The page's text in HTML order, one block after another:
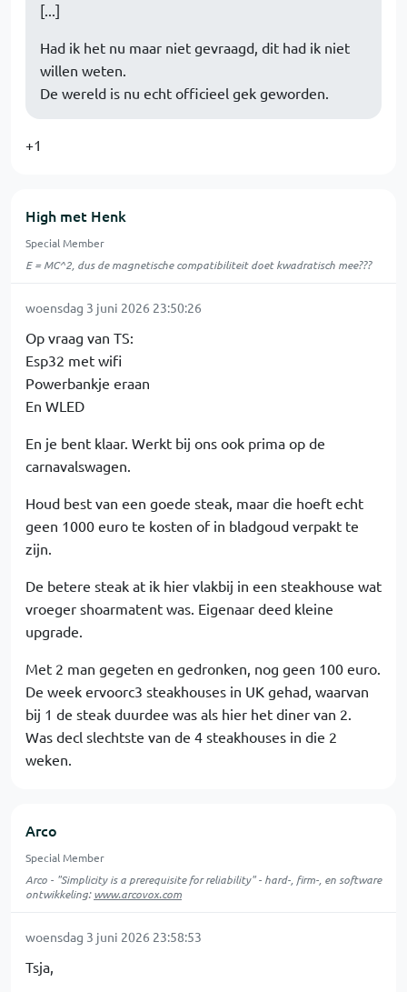
[...]
Had ik het nu maar niet gevraagd, dit had ik niet
willen weten.
De wereld is nu echt officieel gek geworden.
+1
High met Henk
Special Member
E = MC^2, dus de magnetische compatibiliteit doet kwadratisch mee???
woensdag 3 juni 2026 23:50:26
Op vraag van TS:
Esp32 met wifi
Powerbankje eraan
En WLED
En je bent klaar. Werkt bij ons ook prima op de
carnavalswagen.
Houd best van een goede steak, maar die hoeft echt
geen 1000 euro te kosten of in bladgoud verpakt te
zijn.
De betere steak at ik hier vlakbij in een steakhouse wat
vroeger shoarmatent was. Eigenaar deed kleine
upgrade.
Met 2 man gegeten en gedronken, nog geen 100 euro.
De week ervoorc3 steakhouses in UK gehad, waarvan
bij 1 de steak duurdee was als hier het diner van 2.
Was decl slechtste van de 4 steakhouses in die 2
weken.
Arco
Special Member
Arco - "Simplicity is a prerequisite for reliability" - hard-, firm-, en software
ontwikkeling:www.arcovox.com
woensdag 3 juni 2026 23:58:53
Tsja,